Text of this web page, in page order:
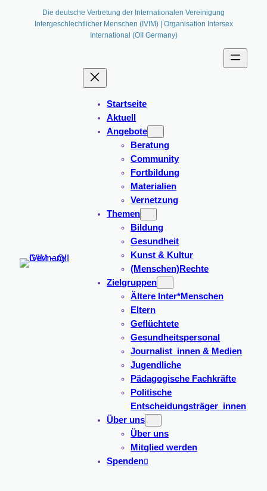
Die deutsche Vertretung der Internationalen Vereinigung
Intergeschlechtlicher Menschen (IVIM) | Organisation Intersex
International (OII Germany)
Startseite
Aktuell
Angebote
Beratung
Community
Fortbildung
Materialien
Vernetzung
Themen
Bildung
Gesundheit
Kunst & Kultur
(Menschen)Rechte
Zielgruppen
Ältere Inter*Menschen
Eltern
Geflüchtete
Gesundheitspersonal
Journalist_innen & Medien
Jugendliche
Pädagogische Fachkräfte
Politische
Entscheidungsträger_innen
Über uns
Über uns
Mitglied werden
Spenden